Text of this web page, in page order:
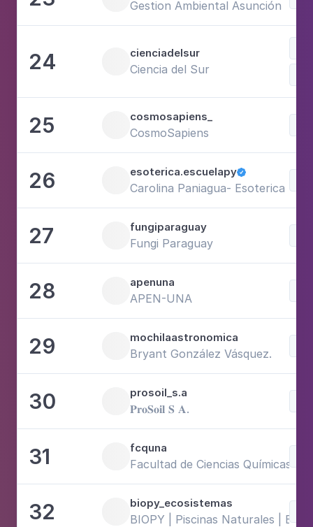
Gestion Ambiental Asunción
24 cienciadelsur
Ciencia del Sur
25 cosmosapiens_
CosmoSapiens
26 esoterica.escuelapy
Carolina Paniagua- Esoterica Esc
27 fungiparaguay
Fungi Paraguay
28 apenuna
APEN-UNA
29 mochilaastronomica
Bryant González Vásquez.
30 prosoil_s.a
𝐏𝐫𝐨𝐒𝐨𝐢𝐥 𝐒 𝐀.
31 fcquna
Facultad de Ciencias Químicas -
32 biopy_ecosistemas
BIOPY | Piscinas Naturales |